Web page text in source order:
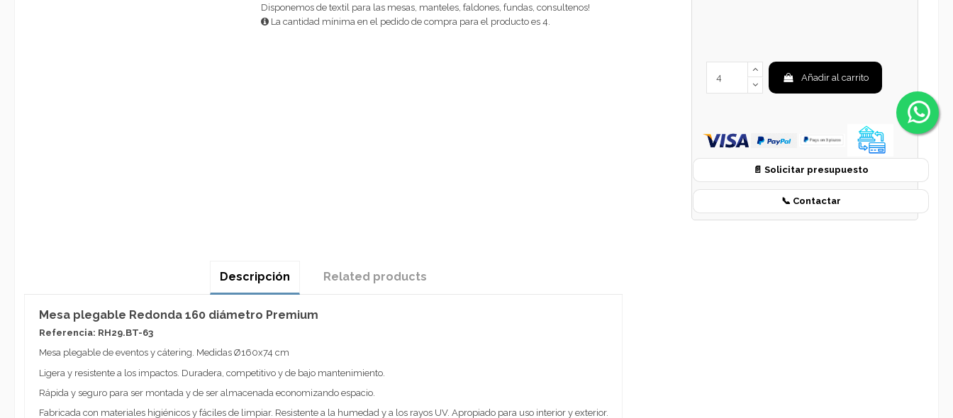
Disponemos de textil para las mesas, manteles, faldones, fundas, consultenos!
Añadir al carrito
La cantidad mínima en el pedido de compra para el producto es 4.
📄 Solicitar presupuesto
📞 Contactar
Descripción Related products
Mesa plegable Redonda 160 diámetro Premium
Referencia: RH29.BT-63
Mesa plegable de eventos y cátering. Medidas Ø160x74 cm
Ligera y resistente a los impactos. Duradera, competitivo y de bajo mantenimiento.
Rápida y seguro para ser montada y de ser almacenada economizando espacio.
Fabricada con materiales higiénicos y fáciles de limpiar. Resistente a la humedad y a los rayos UV. Apropiado para uso interior y exterior.